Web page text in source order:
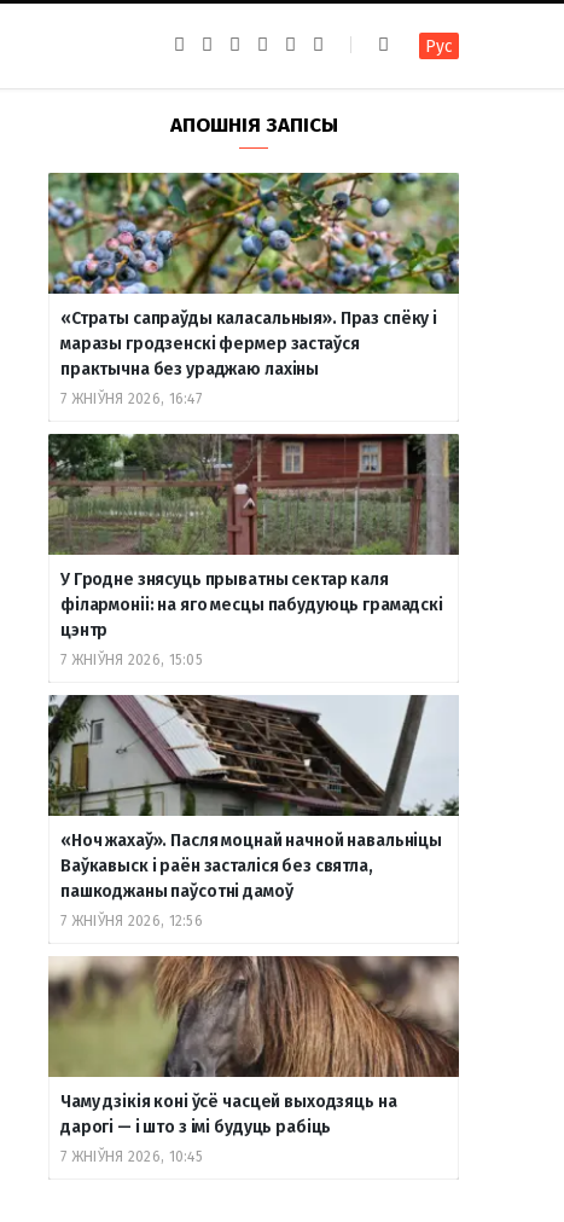
b
o
k
a
g
a
m
g
r
a
m
u
b
т
а
т
е
Рус
АПОШНІЯ ЗАПІСЫ
«Страты сапраўды каласальныя». Праз спёку і
маразы гродзенскі фермер застаўся
практычна без ураджаю лахіны
7 ЖНІЎНЯ 2026, 16:47
У Гродне знясуць прыватны сектар каля
філармоніі: на яго месцы пабудуюць грамадскі
цэнтр
7 ЖНІЎНЯ 2026, 15:05
«Ноч жахаў». Пасля моцнай начной навальніцы
Ваўкавыск і раён засталіся без святла,
пашкоджаны паўсотні дамоў
7 ЖНІЎНЯ 2026, 12:56
Чаму дзікія коні ўсё часцей выходзяць на
дарогі — і што з імі будуць рабіць
7 ЖНІЎНЯ 2026, 10:45